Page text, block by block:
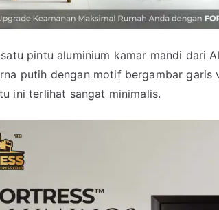
pintu aluminium kamar mandi dari
putih dengan motif bergambar
ini terlihat sangat minimalis.